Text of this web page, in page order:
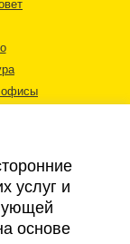
офисы
услуг и
основе